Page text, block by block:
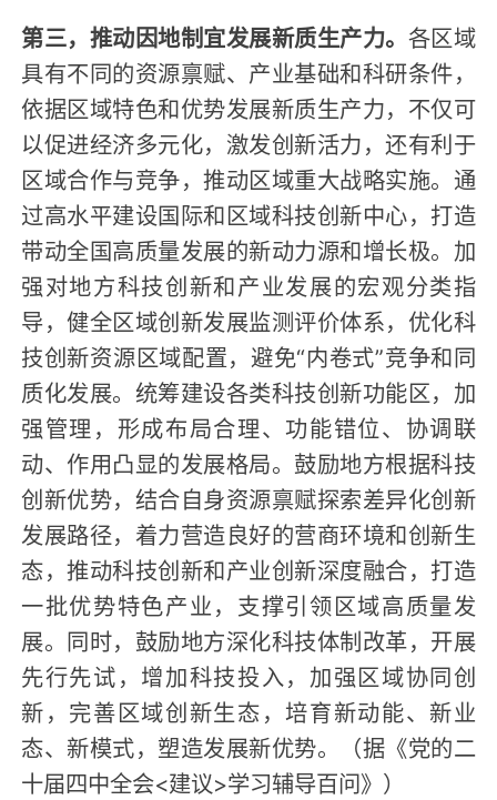
第三，推动因地制宜发展新质生产力。 各区域
具有不同的资源禀赋、产业基础和科研条件，
依据区域特色和优势发展新质生产力，不仅可
以促进经济多元化，激发创新活力，还有利于
区域合作与竞争，推动区域重大战略实施。通
过高水平建设国际和区域科技创新中心，打造
带动全国高质量发展的新动力源和增长极。加
强对地方科技创新和产业发展的宏观分类指
导，健全区域创新发展监测评价体系，优化科
技创新资源区域配置，避免“内卷式”竞争和同
质化发展。统筹建设各类科技创新功能区，加
强管理，形成布局合理、功能错位、协调联
动、作用凸显的发展格局。鼓励地方根据科技
创新优势，结合自身资源禀赋探索差异化创新
发展路径，着力营造良好的营商环境和创新生
态，推动科技创新和产业创新深度融合，打造
一批优势特色产业，支撑引领区域高质量发
展。同时，鼓励地方深化科技体制改革，开展
先行先试，增加科技投入，加强区域协同创
新，完善区域创新生态，培育新动能、新业
态、新模式，塑造发展新优势。（据《党的二
十届四中全会<建议>学习辅导百问》）